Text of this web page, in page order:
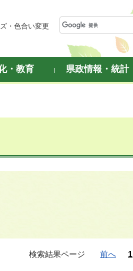
・色合い変更
・教育 県政情報・統計
検索結果ページ 前へ 1